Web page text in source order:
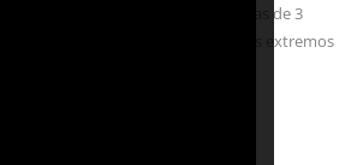
la membrana en tiras de hileras de 3
y adherirlas al subsuelo en los extremos